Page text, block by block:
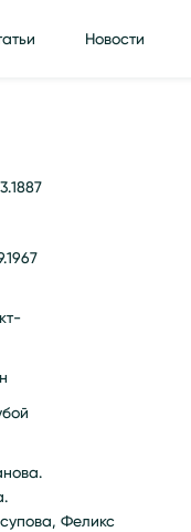
Новости
Феликс